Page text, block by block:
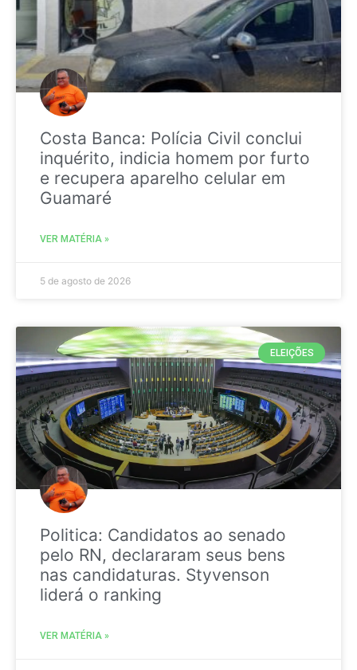
Costa Banca: Polícia Civil conclui
inquérito, indicia homem por furto
e recupera aparelho celular em
Guamaré
VER MATÉRIA »
5 de agosto de 2026
ELEIÇÕES
Politica: Candidatos ao senado
pelo RN, declararam seus bens
nas candidaturas. Styvenson
liderá o ranking
VER MATÉRIA »